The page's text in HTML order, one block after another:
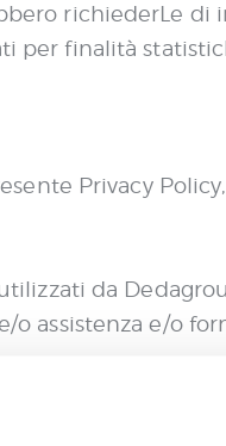
richiederLe di
per finalità
Privacy
da
assistenza e/o
6.1, lettera f) del
fondamentali.